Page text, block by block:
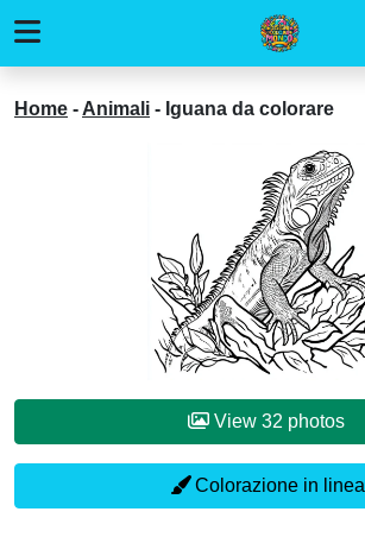
Home - Animali - Iguana da colorare
View 32 photos
Colorazione in linea